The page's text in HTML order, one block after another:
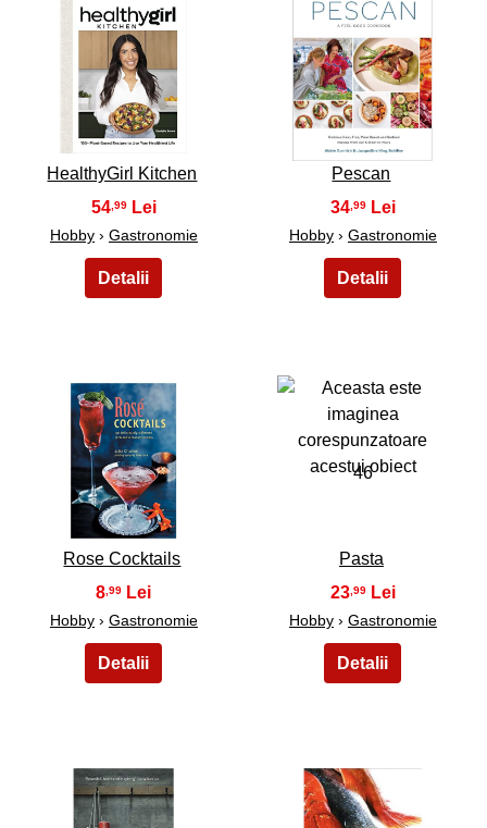
43
HealthyGirl Kitchen
54 ,99
Hobby› Gastronomie
44
Pescan
34 ,99
Hobby› Gastronomie
45
Rose Cocktails
8 ,99
Hobby› Gastronomie
46
Pasta
23 ,99
Hobby› Gastronomie